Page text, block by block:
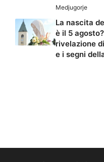
Medjugorje
La nascita
è il 5
rivelazione
e i segni